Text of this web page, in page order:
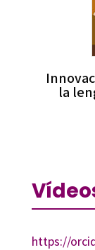
la
https://